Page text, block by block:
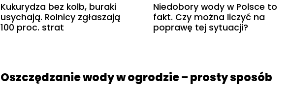
Kukurydza bez kolb, buraki
usychają. Rolnicy zgłaszają
100 proc. strat
Niedobory wody w Polsce to
fakt. Czy można liczyć na
poprawę tej sytuacji?
Oszczędzanie wody w ogrodzie – prosty sposób